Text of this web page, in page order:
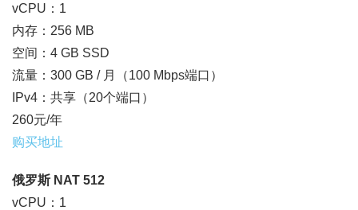
vCPU：1
内存：256 MB
空间：4 GB SSD
流量：300 GB / 月（100 Mbps端口）
IPv4：共享（20个端口）
260元/年
购买地址
俄罗斯 NAT 512
vCPU：1